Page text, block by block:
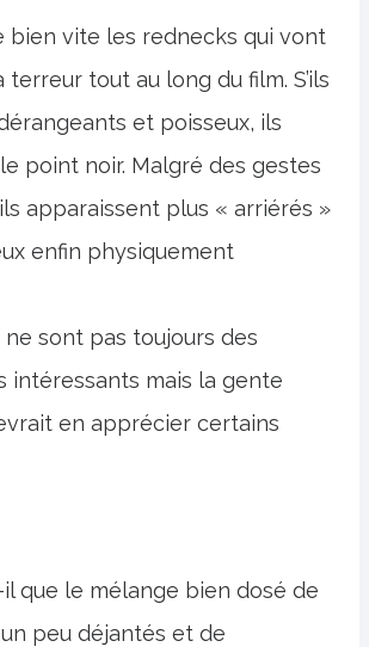
bien vite les rednecks qui vont
tout au long du film. S’ils
et poisseux, ils
point noir. Malgré des gestes
apparaissent plus « arriérés »
enfin physiquement
sont pas toujours des
intéressants mais la gente
en apprécier certains
que le mélange bien dosé de
peu déjantés et de